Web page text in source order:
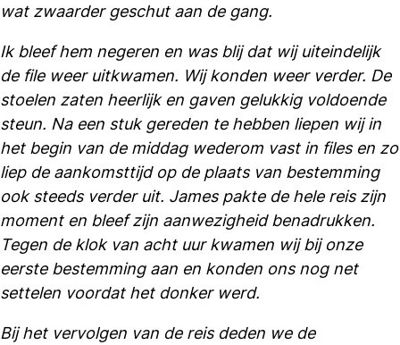
wat zwaarder geschut aan de gang.
Ik bleef hem negeren en was blij dat wij uiteindelijk
de file weer uitkwamen. Wij konden weer verder. De
stoelen zaten heerlijk en gaven gelukkig voldoende
steun. Na een stuk gereden te hebben liepen wij in
het begin van de middag wederom vast in files en zo
liep de aankomsttijd op de plaats van bestemming
ook steeds verder uit. James pakte de hele reis zijn
moment en bleef zijn aanwezigheid benadrukken.
Tegen de klok van acht uur kwamen wij bij onze
eerste bestemming aan en konden ons nog net
settelen voordat het donker werd.
Bij het vervolgen van de reis deden we de